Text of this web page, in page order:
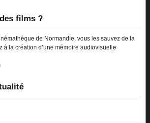
films ?
de Normandie, vous les sauvez de la
à la création d’une mémoire audiovisuelle